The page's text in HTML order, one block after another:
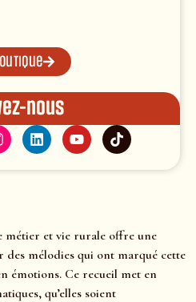
nous
métier et vie rurale offre une
mélodies qui ont marqué cette
émotions. Ce recueil met en
qu’elles soient